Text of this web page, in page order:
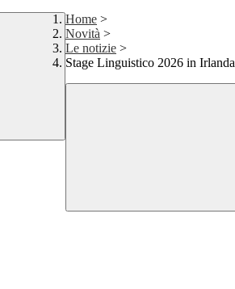
Home >
Novità >
Le notizie >
Stage Linguistico 2026 in Irlanda